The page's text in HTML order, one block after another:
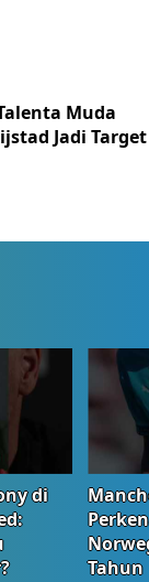
Muda
Jadi Target
di
Tahun